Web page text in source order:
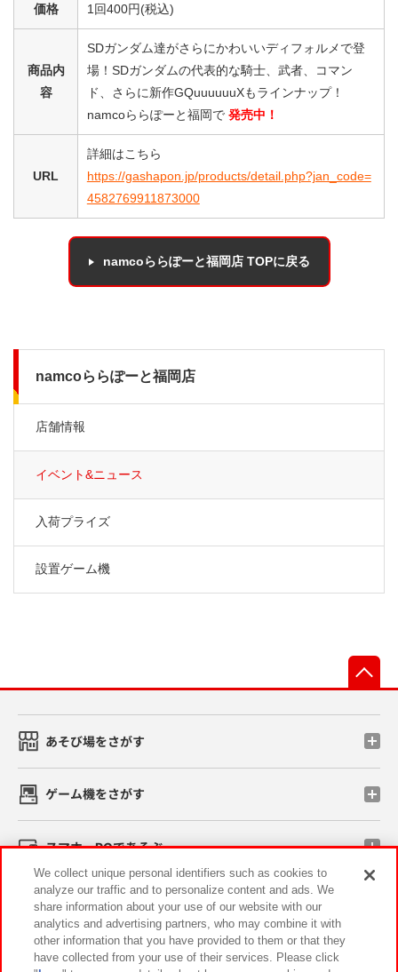
価格 1回400円(税込)
商品内
容
SDガンダム達がさらにかわいいディフォルメで登
場！SDガンダムの代表的な騎士、武者、コマン
ド、さらに新作GQuuuuuuXもラインナップ！
namcoららぽーと福岡で 発売中！
URL
詳細はこちら
https://gashapon.jp/products/detail.php?jan_code=
4582769911873000
namcoららぽーと福岡店 TOPに戻る
namcoららぽーと福岡店
店舗情報
イベント&ニュース
入荷プライズ
設置ゲーム機
あそび場をさがす
ゲーム機をさがす
スマホ・PCであそぶ
イベント・キャンペーン
We collect unique personal identifiers such as cookies to
analyze our traffic and to personalize content and ads. We
share information about your use of our website with our
analytics and advertising partners, who may combine it with
other information that you have provided to them or that they
have collected from your use of their services. Please click